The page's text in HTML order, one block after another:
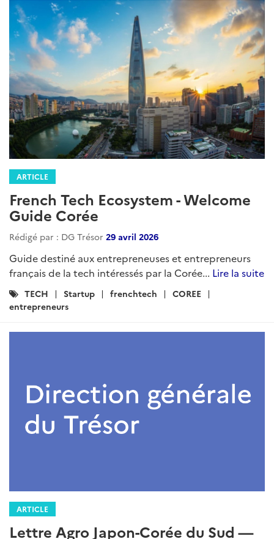
ARTICLE
French Tech Ecosystem - Welcome
Guide Corée
Rédigé par : DG Trésor 29 avril 2026
Guide destiné aux entrepreneuses et entrepreneurs
français de la tech intéressés par la Corée... Lire la suite
Catégories
:
TECH Startup frenchtech
COREE
entrepreneurs
ARTICLE
Lettre Agro Japon-Corée du Sud —